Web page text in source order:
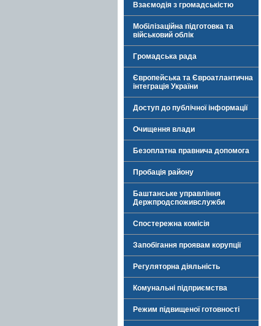
Взаємодія з громадськістю
Мобілізаційна підготовка та
військовий облік
Громадська рада
Європейська та Євроатлантична
інтеграція України
Доступ до публічної інформації
Очищення влади
Безоплатна правнича допомога
Пробація району
Баштанське управління
Держпродспоживслужби
Спостережна комісія
Запобігання проявам корупції
Регуляторна діяльність
Комунальні підприємства
Режим підвищеної готовності